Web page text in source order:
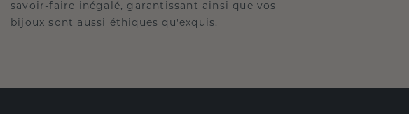
savoir-faire inégalé, garantissant ainsi que vos
bijoux sont aussi éthiques qu'exquis.